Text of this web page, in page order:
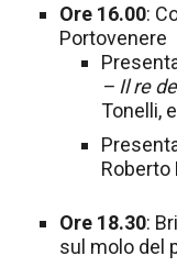
Ore 16.00:
Portovenere
– Il re
Tonelli,
Roberto
Ore 18.30:
sul molo del